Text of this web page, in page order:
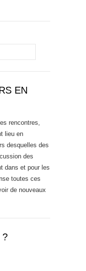
EN
rencontres,
lieu en
desquelles des
des
dans et pour les
toutes ces
de nouveaux
?